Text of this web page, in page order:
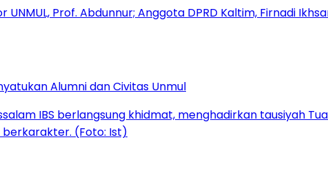
Alumni dan Civitas Unmul